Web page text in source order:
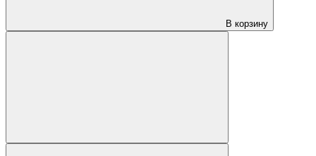
В корзину